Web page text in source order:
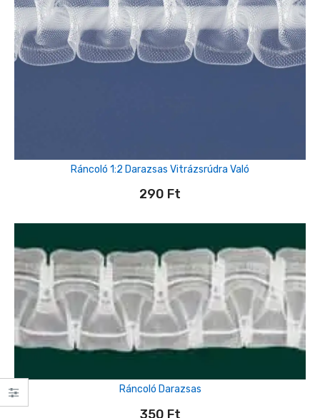
Ráncoló 1:2 Darazsas Vitrázsrúdra Való
290 Ft
Ráncoló Darazsas
350 Ft